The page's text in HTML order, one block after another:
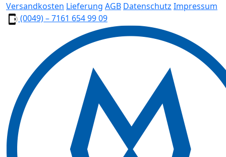
Versandkosten Lieferung AGB Datenschutz Impressum
(0049) – 7161 654 99 09